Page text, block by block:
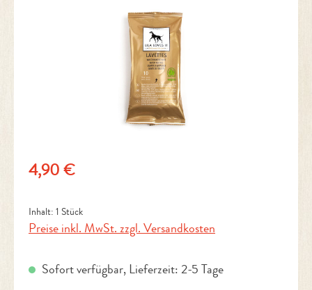
Regulärer Preis:
4,90 €
Inhalt: 1 Stück
Preise inkl. MwSt. zzgl. Versandkosten
Sofort verfügbar, Lieferzeit: 2-5 Tage